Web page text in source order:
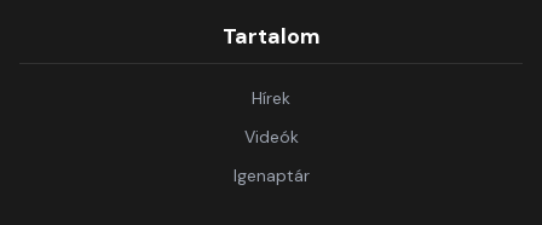
Tartalom
Hírek
Videók
Igenaptár